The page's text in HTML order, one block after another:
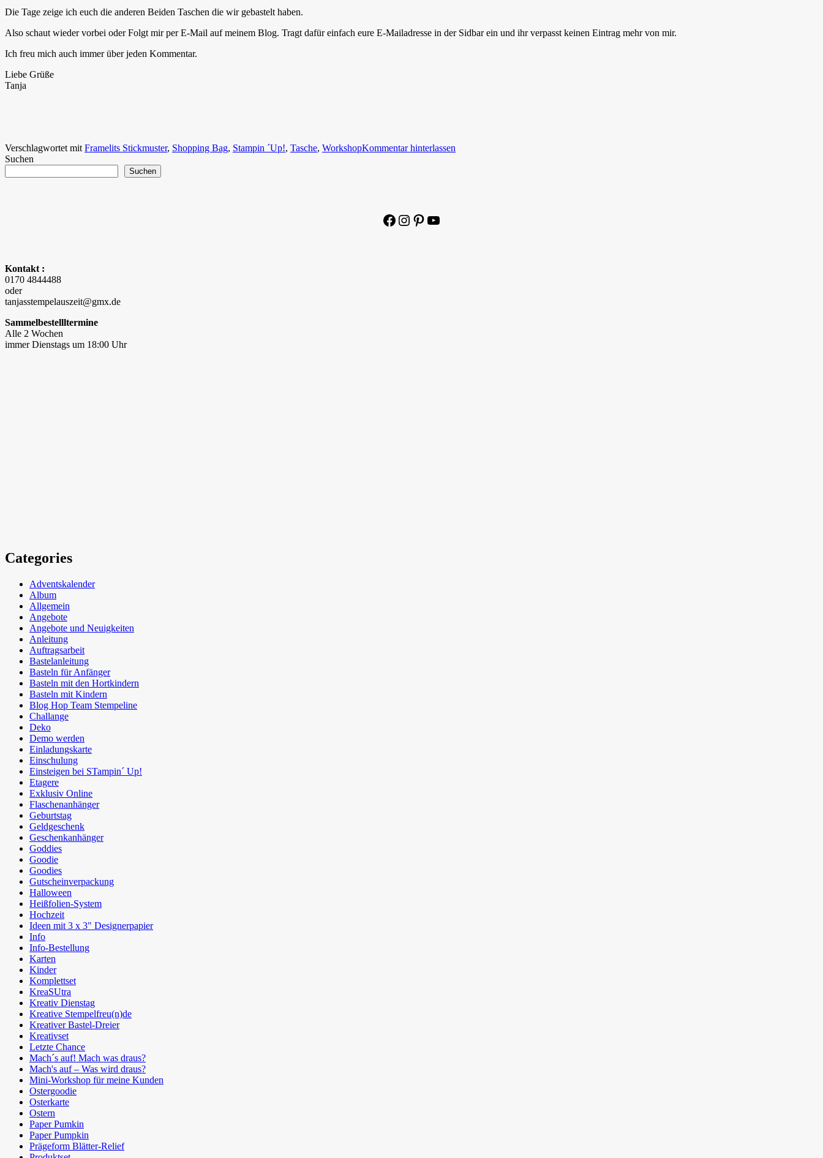
Die Tage zeige ich euch die anderen Beiden Taschen die wir gebastelt haben.
Also schaut wieder vorbei oder Folgt mir per E-Mail auf meinem Blog. Tragt dafür einfach eure E-Mailadresse in der Sidbar ein und ihr verpasst keinen Eintrag mehr von mir.
Ich freu mich auch immer über jeden Kommentar.
Liebe Grüße
Tanja
Verschlagwortet mit Framelits Stickmuster, Shopping Bag, Stampin ´Up!, Tasche, WorkshopKommentar hinterlassen
Suchen
Suchen
Facebook
Instagram
Pinterest
YouTube
Kontakt :
0170 4844488
oder
tanjasstempelauszeit@gmx.de
Sammelbestellltermine
Alle 2 Wochen
immer Dienstags um 18:00 Uhr
Categories
Adventskalender
Album
Allgemein
Angebote
Angebote und Neuigkeiten
Anleitung
Auftragsarbeit
Bastelanleitung
Basteln für Anfänger
Basteln mit den Hortkindern
Basteln mit Kindern
Blog Hop Team Stempeline
Challange
Deko
Demo werden
Einladungskarte
Einschulung
Einsteigen bei STampin´ Up!
Etagere
Exklusiv Online
Flaschenanhänger
Geburtstag
Geldgeschenk
Geschenkanhänger
Goddies
Goodie
Goodies
Gutscheinverpackung
Halloween
Heißfolien-System
Hochzeit
Ideen mit 3 x 3" Designerpapier
Info
Info-Bestellung
Karten
Kinder
Komplettset
KreaSUtra
Kreativ Dienstag
Kreative Stempelfreu(n)de
Kreativer Bastel-Dreier
Kreativset
Letzte Chance
Mach´s auf! Mach was draus?
Mach's auf – Was wird draus?
Mini-Workshop für meine Kunden
Ostergoodie
Osterkarte
Ostern
Paper Pumkin
Paper Pumpkin
Prägeform Blätter-Relief